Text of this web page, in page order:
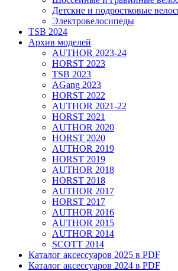
Детские и подростковые
Электровелосипеды
TSB 2024
Архив моделей
AUTHOR 2023-24
HORST 2023
TSB 2023
AGang 2023
HORST 2022
AUTHOR 2021-22
HORST 2021
AUTHOR 2020
HORST 2020
AUTHOR 2019
HORST 2019
AUTHOR 2018
HORST 2018
AUTHOR 2017
HORST 2017
AUTHOR 2016
AUTHOR 2015
AUTHOR 2014
SCOTT 2014
Каталог аксессуаров 2025 в PDF
Каталог аксессуаров 2024 в PDF